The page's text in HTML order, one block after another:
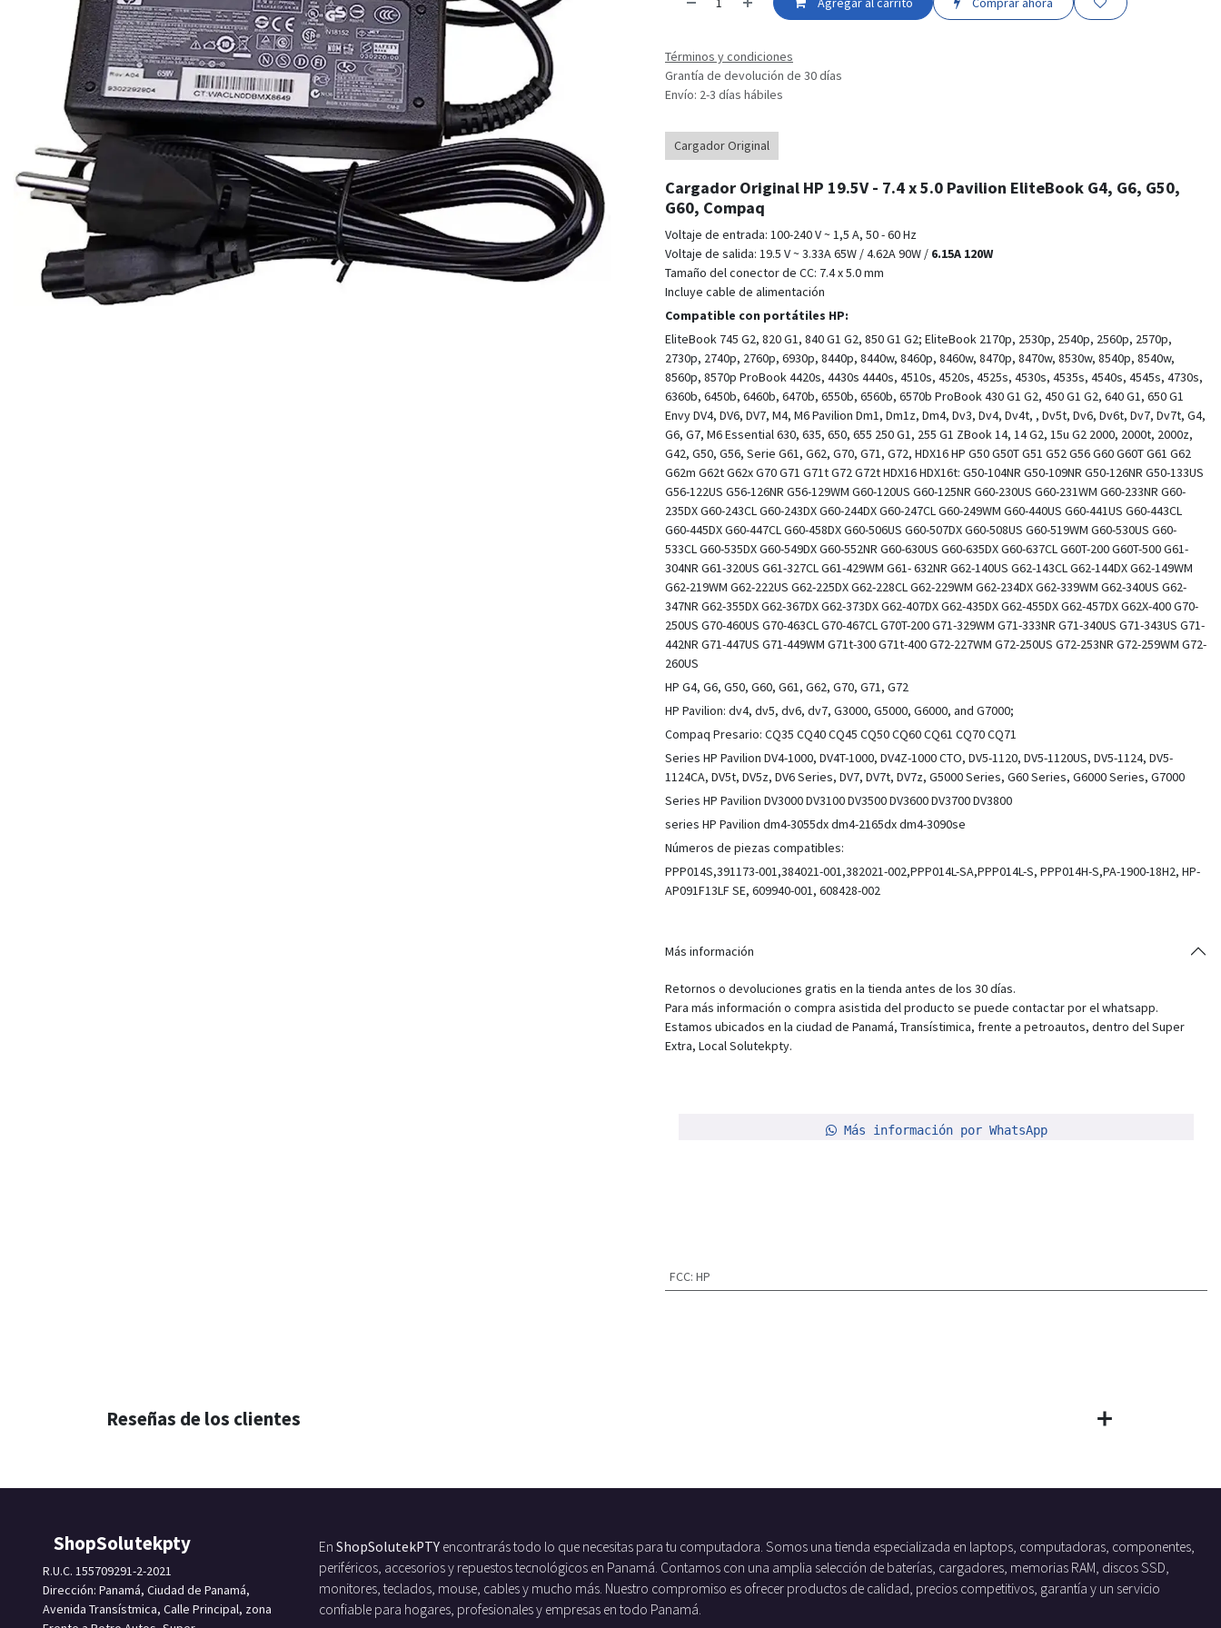
Términos y condiciones
Grantía de devolución de 30 días
Envío: 2-3 días hábiles
Cargador Original
Cargador Original HP 19.5V - 7.4 x 5.0 Pavilion EliteBook G4, G6, G50,
G60, Compaq
Voltaje de entrada: 100-240 V ~ 1,5 A, 50 - 60 Hz
Voltaje de salida: 19.5 V ~ 3.33A 65W / 4.62A 90W / 6.15A 120W
Tamaño del conector de CC: 7.4 x 5.0 mm
Incluye cable de alimentación
Compatible con portátiles HP:
EliteBook 745 G2, 820 G1, 840 G1 G2, 850 G1 G2; EliteBook 2170p, 2530p, 2540p, 2560p, 2570p,
2730p, 2740p, 2760p, 6930p, 8440p, 8440w, 8460p, 8460w, 8470p, 8470w, 8530w, 8540p, 8540w,
8560p, 8570p ProBook 4420s, 4430s 4440s, 4510s, 4520s, 4525s, 4530s, 4535s, 4540s, 4545s, 4730s,
6360b, 6450b, 6460b, 6470b, 6550b, 6560b, 6570b ProBook 430 G1 G2, 450 G1 G2, 640 G1, 650 G1
Envy DV4, DV6, DV7, M4, M6 Pavilion Dm1, Dm1z, Dm4, Dv3, Dv4, Dv4t, , Dv5t, Dv6, Dv6t, Dv7, Dv7t, G4,
G6, G7, M6 Essential 630, 635, 650, 655 250 G1, 255 G1 ZBook 14, 14 G2, 15u G2 2000, 2000t, 2000z,
G42, G50, G56, Serie G61, G62, G70, G71, G72, HDX16 HP G50 G50T G51 G52 G56 G60 G60T G61 G62
G62m G62t G62x G70 G71 G71t G72 G72t HDX16 HDX16t: G50-104NR G50-109NR G50-126NR G50-133US
G56-122US G56-126NR G56-129WM G60-120US G60-125NR G60-230US G60-231WM G60-233NR G60-
235DX G60-243CL G60-243DX G60-244DX G60-247CL G60-249WM G60-440US G60-441US G60-443CL
G60-445DX G60-447CL G60-458DX G60-506US G60-507DX G60-508US G60-519WM G60-530US G60-
533CL G60-535DX G60-549DX G60-552NR G60-630US G60-635DX G60-637CL G60T-200 G60T-500 G61-
304NR G61-320US G61-327CL G61-429WM G61- 632NR G62-140US G62-143CL G62-144DX G62-149WM
G62-219WM G62-222US G62-225DX G62-228CL G62-229WM G62-234DX G62-339WM G62-340US G62-
347NR G62-355DX G62-367DX G62-373DX G62-407DX G62-435DX G62-455DX G62-457DX G62X-400 G70-
250US G70-460US G70-463CL G70-467CL G70T-200 G71-329WM G71-333NR G71-340US G71-343US G71-
442NR G71-447US G71-449WM G71t-300 G71t-400 G72-227WM G72-250US G72-253NR G72-259WM G72-
260US
HP G4, G6, G50, G60, G61, G62, G70, G71, G72
HP Pavilion: dv4, dv5, dv6, dv7, G3000, G5000, G6000, and G7000;
Compaq Presario: CQ35 CQ40 CQ45 CQ50 CQ60 CQ61 CQ70 CQ71
Series HP Pavilion DV4-1000, DV4T-1000, DV4Z-1000 CTO, DV5-1120, DV5-1120US, DV5-1124, DV5-
1124CA, DV5t, DV5z, DV6 Series, DV7, DV7t, DV7z, G5000 Series, G60 Series, G6000 Series, G7000
Series HP Pavilion DV3000 DV3100 DV3500 DV3600 DV3700 DV3800
series HP Pavilion dm4-3055dx dm4-2165dx dm4-3090se
Números de piezas compatibles:
PPP014S,391173-001,384021-001,382021-002,PPP014L-SA,PPP014L-S, PPP014H-S,PA-1900-18H2, HP-
AP091F13LF SE, 609940-001, 608428-002
Más información
Retornos o devoluciones gratis en la tienda antes de los 30 días.
Para más información o compra asistida del producto se puede contactar por el whatsapp.
Estamos ubicados en la ciudad de Panamá, Transístimica, frente a petroautos, dentro del Super
Extra, Local Solutekpty.
Más información por WhatsApp
FCC: HP
Reseñas de los clientes
ShopSolutekpty
R.U.C. 155709291-2-2021
Dirección: Panamá, Ciudad de Panamá,
Avenida Transístmica, Calle Principal, zona
En ShopSolutekPTY encontrarás todo lo que necesitas para tu computadora. Somos una tienda especializada en laptops, computadoras, componentes,
periféricos, accesorios y repuestos tecnológicos en Panamá. Contamos con una amplia selección de baterías, cargadores, memorias RAM, discos SSD,
monitores, teclados, mouse, cables y mucho más. Nuestro compromiso es ofrecer productos de calidad, precios competitivos, garantía y un servicio
confiable para hogares, profesionales y empresas en todo Panamá.